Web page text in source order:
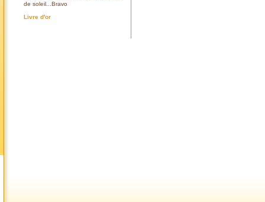
de soleil...Bravo
Livre d'or